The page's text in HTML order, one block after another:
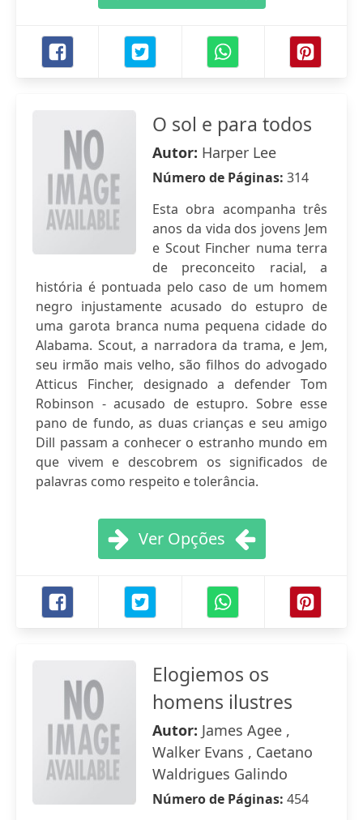
O sol e para todos
Autor: Harper Lee
Número de Páginas: 314
Esta obra acompanha três
anos da vida dos jovens Jem
e Scout Fincher numa terra
de preconceito racial, a
história é pontuada pelo caso de um homem
negro injustamente acusado do estupro de
uma garota branca numa pequena cidade do
Alabama. Scout, a narradora da trama, e Jem,
seu irmão mais velho, são filhos do advogado
Atticus Fincher, designado a defender Tom
Robinson - acusado de estupro. Sobre esse
pano de fundo, as duas crianças e seu amigo
Dill passam a conhecer o estranho mundo em
que vivem e descobrem os significados de
palavras como respeito e tolerância.
Ver Opções
Elogiemos os
homens ilustres
Autor: James Agee ,
Walker Evans , Caetano
Waldrigues Galindo
Número de Páginas: 454